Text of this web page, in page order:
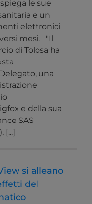
le sue
e un
elettronici
mesi. "Il
di Tolosa ha
una
e della sua
SAS
[...]
si alleano
del